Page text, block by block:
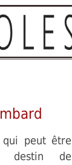
peut être
destin de